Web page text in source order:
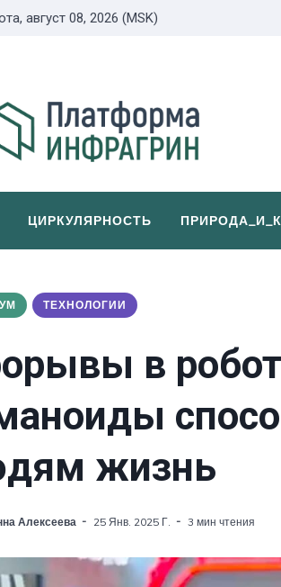
август 08, 2026 (MSK)
ЦИРКУЛЯРНОСТЬ
ТЕХНОЛОГИИ
в
жизнь
Алексеева 25 Янв. 2025 Г. 3 мин чтения